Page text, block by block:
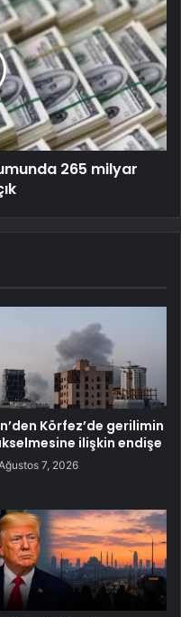
265 milyar
Körfez’de gerilimin
ilişkin endişe
7, 2026